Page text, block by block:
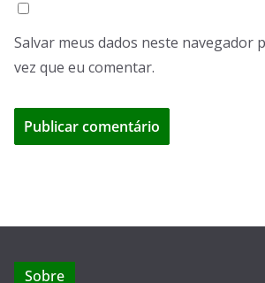
Salvar meus dados neste navegador
vez que eu comentar.
Sobre